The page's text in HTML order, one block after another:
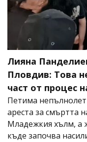
Лияна
Пловдив: Това
част от процес
Петима
ареста за смъртта
Младежкия хълм, а
къде започва